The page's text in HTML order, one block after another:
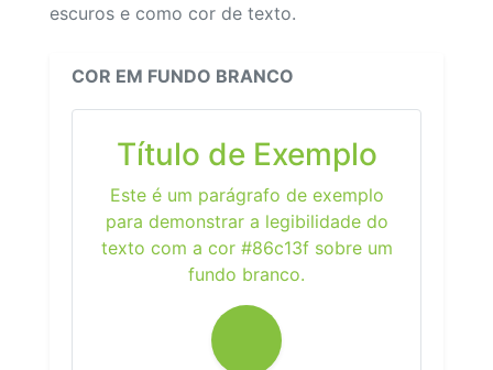
escuros e como cor de texto.
COR EM FUNDO BRANCO
Título de Exemplo
Este é um parágrafo de exemplo
para demonstrar a legibilidade do
texto com a cor #86c13f sobre um
fundo branco.